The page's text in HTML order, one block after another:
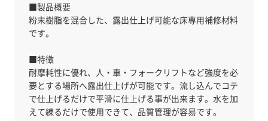
■製品概要
粉末樹脂を混合した、露出仕上げ可能な床専用補修材料
です。
■特徴
耐摩耗性に優れ、人・車・フォークリフトなど強度を必
要とする場所へ露出仕上げが可能です。流し込んでコテ
で仕上げるだけで平滑に仕上げる事が出来ます。水を加